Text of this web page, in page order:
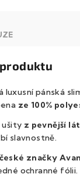
luxusní pánská
ze 100%
ušity z pevnější
slavnostně.
značky
ochranné fólii.